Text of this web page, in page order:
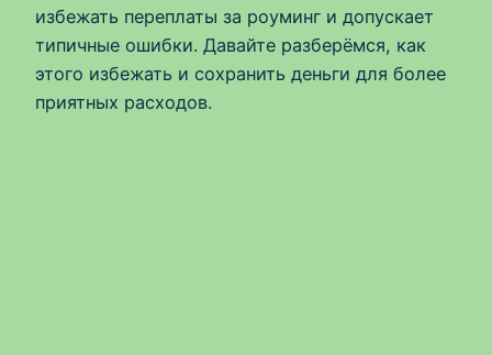
избежать переплаты за роуминг и допускает
типичные ошибки. Давайте разберёмся, как
этого избежать и сохранить деньги для более
приятных расходов.